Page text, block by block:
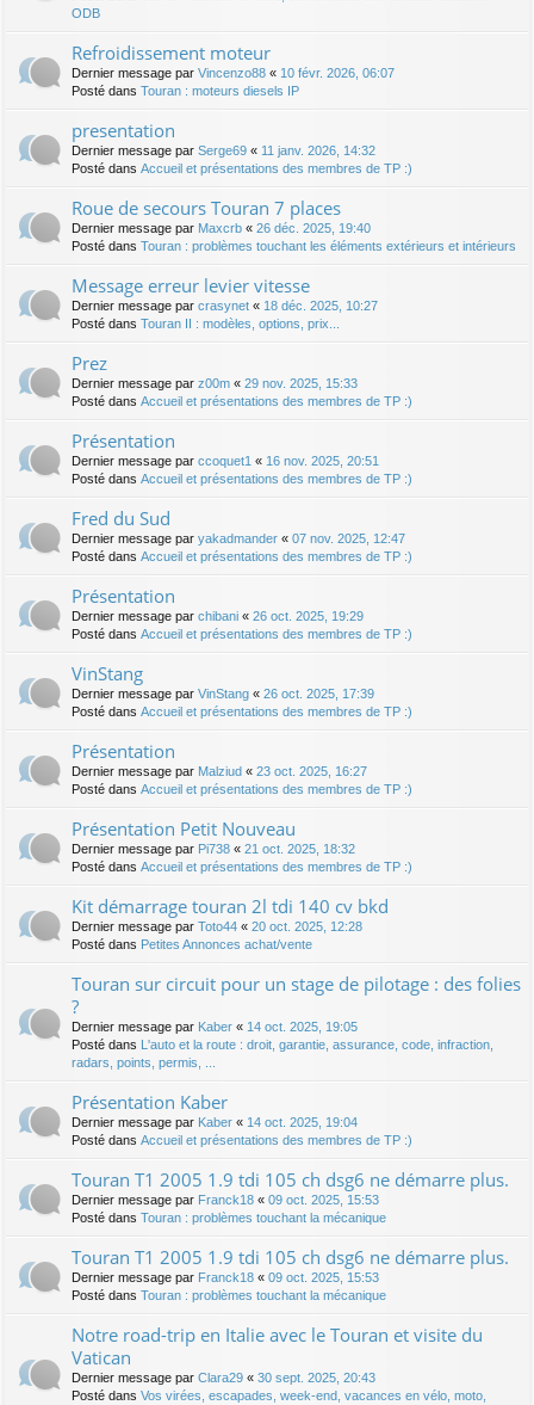
ODB
Refroidissement moteur
Dernier message par Vincenzo88 « 10 févr. 2026, 06:07
Posté dans Touran : moteurs diesels IP
presentation
Dernier message par Serge69 « 11 janv. 2026, 14:32
Posté dans Accueil et présentations des membres de TP :)
Roue de secours Touran 7 places
Dernier message par Maxcrb « 26 déc. 2025, 19:40
Posté dans Touran : problèmes touchant les éléments extérieurs et intérieurs
Message erreur levier vitesse
Dernier message par crasynet « 18 déc. 2025, 10:27
Posté dans Touran II : modèles, options, prix...
Prez
Dernier message par z00m « 29 nov. 2025, 15:33
Posté dans Accueil et présentations des membres de TP :)
Présentation
Dernier message par ccoquet1 « 16 nov. 2025, 20:51
Posté dans Accueil et présentations des membres de TP :)
Fred du Sud
Dernier message par yakadmander « 07 nov. 2025, 12:47
Posté dans Accueil et présentations des membres de TP :)
Présentation
Dernier message par chibani « 26 oct. 2025, 19:29
Posté dans Accueil et présentations des membres de TP :)
VinStang
Dernier message par VinStang « 26 oct. 2025, 17:39
Posté dans Accueil et présentations des membres de TP :)
Présentation
Dernier message par Malziud « 23 oct. 2025, 16:27
Posté dans Accueil et présentations des membres de TP :)
Présentation Petit Nouveau
Dernier message par Pi738 « 21 oct. 2025, 18:32
Posté dans Accueil et présentations des membres de TP :)
Kit démarrage touran 2l tdi 140 cv bkd
Dernier message par Toto44 « 20 oct. 2025, 12:28
Posté dans Petites Annonces achat/vente
Touran sur circuit pour un stage de pilotage : des folies
?
Dernier message par Kaber « 14 oct. 2025, 19:05
Posté dans L'auto et la route : droit, garantie, assurance, code, infraction,
radars, points, permis, ...
Présentation Kaber
Dernier message par Kaber « 14 oct. 2025, 19:04
Posté dans Accueil et présentations des membres de TP :)
Touran T1 2005 1.9 tdi 105 ch dsg6 ne démarre plus.
Dernier message par Franck18 « 09 oct. 2025, 15:53
Posté dans Touran : problèmes touchant la mécanique
Touran T1 2005 1.9 tdi 105 ch dsg6 ne démarre plus.
Dernier message par Franck18 « 09 oct. 2025, 15:53
Posté dans Touran : problèmes touchant la mécanique
Notre road-trip en Italie avec le Touran et visite du
Vatican
Dernier message par Clara29 « 30 sept. 2025, 20:43
Posté dans Vos virées, escapades, week-end, vacances en vélo, moto,